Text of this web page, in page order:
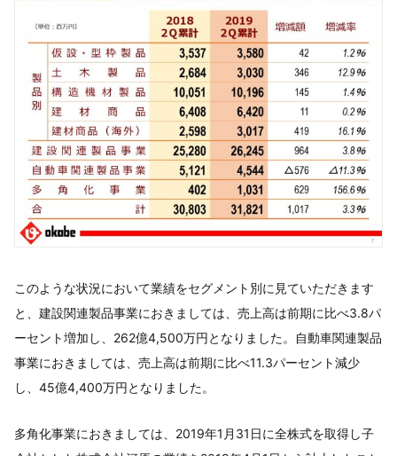
このような状況において業績をセグメント別に見ていただきます
と、建設関連製品事業におきましては、売上高は前期に比べ3.8パ
ーセント増加し、262億4,500万円となりました。自動車関連製品
事業におきましては、売上高は前期に比べ11.3パーセント減少
し、45億4,400万円となりました。
多角化事業におきましては、2019年1月31日に全株式を取得し子